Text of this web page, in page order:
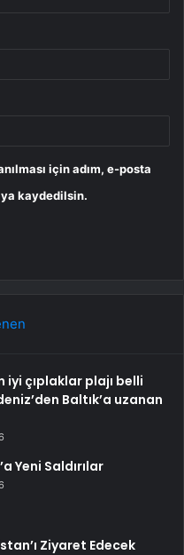
için adım, e-posta
kaydedilsin.
iyi çıplaklar plajı belli
Baltık’a uzanan
Yeni Saldırılar
Ziyaret Edecek